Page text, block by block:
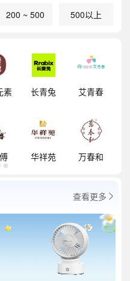
200 ~ 500 500以上
素 长青兔 艾青春
华祥苑 万春和
查看更多 